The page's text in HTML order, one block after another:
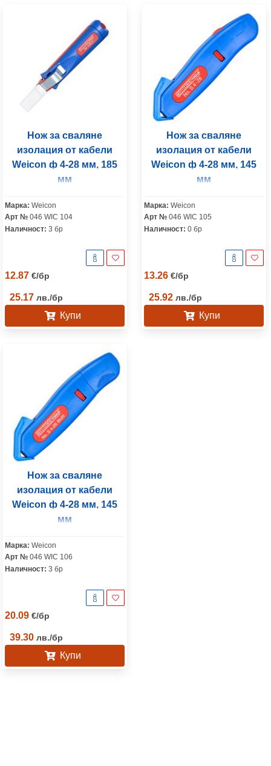
Нож за сваляне
изолация от кабели
Weicon ф 4-28 мм, 185
мм
Марка: Weicon
Арт № 046 WIC 104
Наличност: 3 бр
12.87 €/бр
25.17 лв./бр
Купи
Нож за сваляне
изолация от кабели
Weicon ф 4-28 мм, 145
мм
Марка: Weicon
Арт № 046 WIC 105
Наличност: 0 бр
13.26 €/бр
25.92 лв./бр
Купи
Нож за сваляне
изолация от кабели
Weicon ф 4-28 мм, 145
мм
Марка: Weicon
Арт № 046 WIC 106
Наличност: 3 бр
20.09 €/бр
39.30 лв./бр
Купи